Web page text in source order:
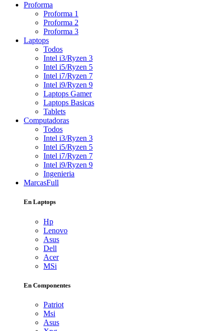
Proforma
Proforma 1
Proforma 2
Proforma 3
Laptops
Todos
Intel i3/Ryzen 3
Intel i5/Ryzen 5
Intel i7/Ryzen 7
Intel i9/Ryzen 9
Laptops Gamer
Laptops Basicas
Tablets
Computadoras
Todos
Intel i3/Ryzen 3
Intel i5/Ryzen 5
Intel i7/Ryzen 7
Intel i9/Ryzen 9
Ingenieria
MarcasFull
En Laptops
Hp
Lenovo
Asus
Dell
Acer
MSi
En Componentes
Patriot
Msi
Asus